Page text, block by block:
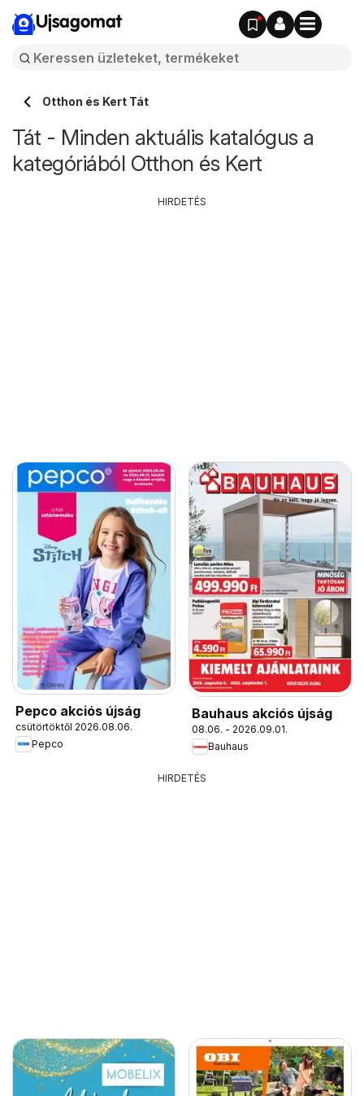
Ujsagomat
Otthon és Kert Tát
Tát - Minden aktuális katalógus a
kategóriából Otthon és Kert
Pepco akciós újság
csütörtöktől 2026.08.06.
Pepco
Bauhaus akciós újság
08.06. - 2026.09.01.
Bauhaus
HIRDETÉS
HIRDETÉS